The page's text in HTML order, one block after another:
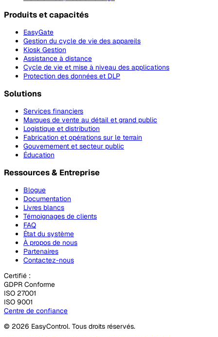
Produits et capacités
EasyGate
Gestion du cycle de vie des appareils
Kiosk Gestion
Assistance à distance
Cycle de vie et mise à niveau des applications
Protection des données et DLP
Solutions
Services financiers
Marques de vente au détail et grand public
Logistique et distribution
Fabrication et opérations sur le terrain
Gouvernement et secteur public
Éducation
Ressources & Entreprise
Blogue
Documentation
Livres blancs
Témoignages de clients
FAQ
État du système
À propos de nous
Partenaires
Contactez-nous
Certifié :
GDPR Conforme
ISO 27001
ISO 9001
Centre de confiance
© 2026 EasyControl. Tous droits réservés.